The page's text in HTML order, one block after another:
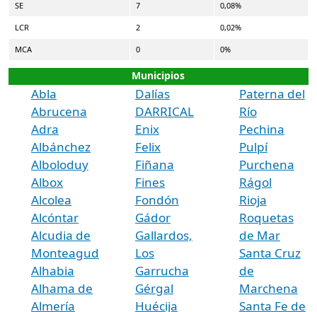
SE 7 0,08%
LCR 2 0,02%
MCA 0 0%
Municipios
Abla
Abrucena
Adra
Albánchez
Alboloduy
Albox
Alcolea
Alcóntar
Alcudia de
Monteagud
Alhabia
Alhama de
Almería
Dalías
DARRICAL
Enix
Felix
Fiñana
Fines
Fondón
Gádor
Gallardos,
Los
Garrucha
Gérgal
Huécija
Paterna del
Río
Pechina
Pulpí
Purchena
Rágol
Rioja
Roquetas
de Mar
Santa Cruz
de
Marchena
Santa Fe de